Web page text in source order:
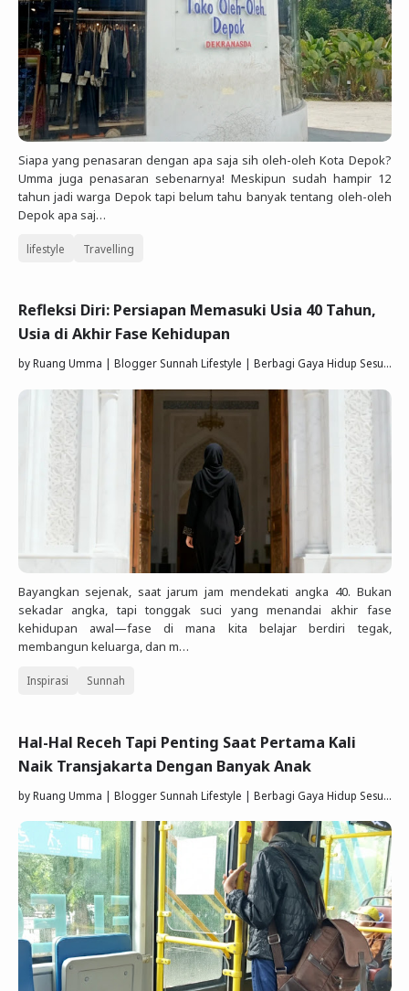
Siapa yang penasaran dengan apa saja sih oleh-oleh Kota Depok?
Umma juga penasaran sebenarnya! Meskipun sudah hampir 12
tahun jadi warga Depok tapi belum tahu banyak tentang oleh-oleh
Depok apa saj…
lifestyle Travelling
Refleksi Diri: Persiapan Memasuki Usia 40 Tahun,
Usia di Akhir Fase Kehidupan
byRuang Umma | Blogger Sunnah Lifestyle | Berbagi Gaya Hidup Sesuai Quran Sunnah
Bayangkan sejenak, saat jarum jam mendekati angka 40. Bukan
sekadar angka, tapi tonggak suci yang menandai akhir fase
kehidupan awal—fase di mana kita belajar berdiri tegak,
membangun keluarga, dan m…
Inspirasi Sunnah
Hal-Hal Receh Tapi Penting Saat Pertama Kali
Naik Transjakarta Dengan Banyak Anak
byRuang Umma | Blogger Sunnah Lifestyle | Berbagi Gaya Hidup Sesuai Quran Sunnah